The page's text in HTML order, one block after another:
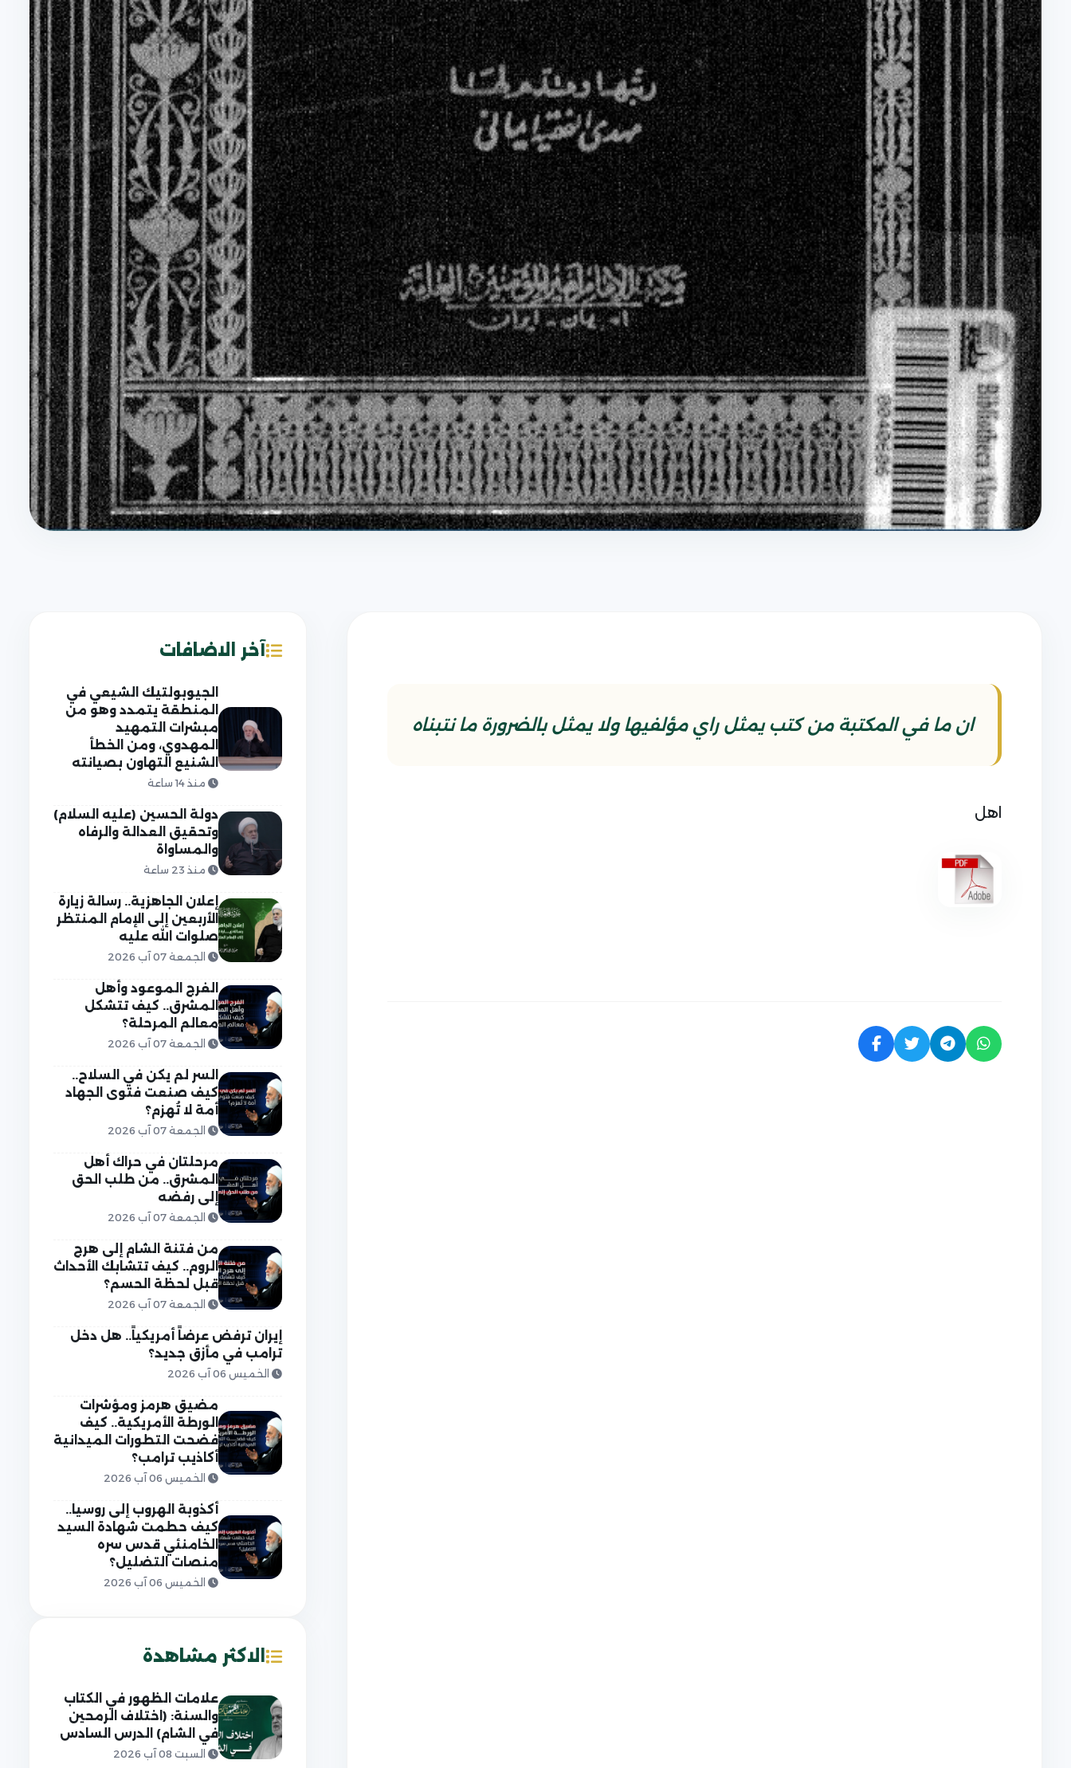
ان ما في المكتبة من كتب يمثل راي مؤلفيها ولا يمثل بالضرورة ما نتبناه
اهل
آخر الاضافات
الجيوبولتيك الشيعي في
المنطقة يتمدد وهو من
مبشرات التمهيد
المهدوي، ومن الخطأ
الشنيع التهاون بصيانته
منذ 14 ساعة
دولة الحسين (عليه السلام)
وتحقيق العدالة والرفاه
والمساواة
منذ 23 ساعة
إعلان الجاهزية.. رسالة زيارة
الأربعين إلى الإمام المنتظر
صلوات الله عليه
الجمعة 07 آب 2026
الفرج الموعود وأهل
المشرق.. كيف تتشكل
معالم المرحلة؟
الجمعة 07 آب 2026
السر لم يكن في السلاح..
كيف صنعت فتوى الجهاد
أمة لا تُهزم؟
الجمعة 07 آب 2026
مرحلتان في حراك أهل
المشرق.. من طلب الحق
إلى رفضه
الجمعة 07 آب 2026
من فتنة الشام إلى هرج
الروم.. كيف تتشابك الأحداث
قبل لحظة الحسم؟
الجمعة 07 آب 2026
إيران ترفض عرضاً أمريكياً.. هل دخل
ترامب في مأزق جديد؟
الخميس 06 آب 2026
مضيق هرمز ومؤشرات
الورطة الأمريكية.. كيف
فضحت التطورات الميدانية
أكاذيب ترامب؟
الخميس 06 آب 2026
أكذوبة الهروب إلى روسيا..
كيف حطمت شهادة السيد
الخامنئي قدس سره
منصات التضليل؟
الخميس 06 آب 2026
الاكثر مشاهدة
علامات الظهور في الكتاب
والسنة: (اختلاف الرمحين
في الشام) الدرس السادس
السبت 08 آب 2026